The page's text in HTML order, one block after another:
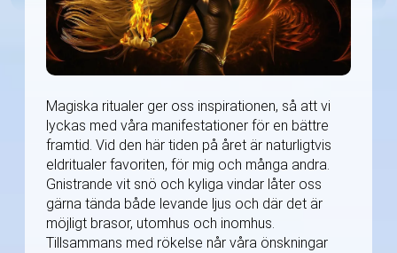
Magiska ritualer ger oss inspirationen, så att vi
lyckas med våra manifestationer för en bättre
framtid. Vid den här tiden på året är naturligtvis
eldritualer favoriten, för mig och många andra.
Gnistrande vit snö och kyliga vindar låter oss
gärna tända både levande ljus och där det är
möjligt brasor, utomhus och inomhus.
Tillsammans med rökelse når våra önskningar